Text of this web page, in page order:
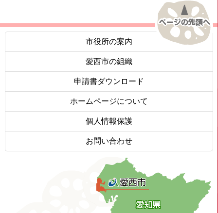
市役所の案内
愛西市の組織
申請書ダウンロード
ホームページについて
個人情報保護
お問い合わせ